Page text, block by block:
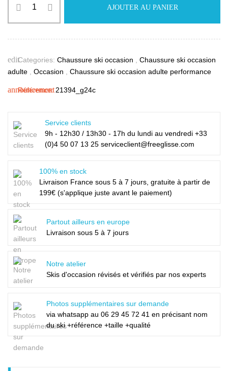
AJOUTER AU PANIER
editCategories: Chaussure ski occasion
Chaussure ski occasion
adulte
Occasion Chaussure ski occasion adulte performance
announcement
Référence: 21394_g24c
Service clients
9h - 12h30 / 13h30 - 17h du lundi au vendredi +33
(0)4 50 07 13 25 serviceclient@freeglisse.com
100% en stock
Livraison France sous 5 à 7 jours, gratuite à partir de
199€ (s'applique juste avant le paiement)
Partout ailleurs en europe
Livraison sous 5 à 7 jours
Notre atelier
Skis d'occasion révisés et vérifiés par nos experts
Photos supplémentaires sur demande
via whatsapp au 06 29 45 72 41 en précisant nom
du ski +référence +taille +qualité